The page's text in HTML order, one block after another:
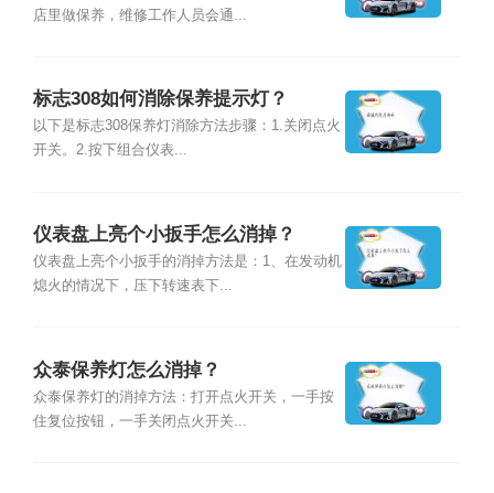
店里做保养，维修工作人员会通...
标志308如何消除保养提示灯？
以下是标志308保养灯消除方法步骤：1.关闭点火
开关。2.按下组合仪表...
仪表盘上亮个小扳手怎么消掉？
仪表盘上亮个小扳手的消掉方法是：1、在发动机
熄火的情况下，压下转速表下...
众泰保养灯怎么消掉？
众泰保养灯的消掉方法：打开点火开关，一手按
住复位按钮，一手关闭点火开关...